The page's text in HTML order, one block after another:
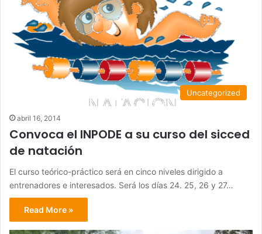
Uncategorized
abril 16, 2014
Convoca el INPODE a su curso del sicced
de natación
El curso teórico-práctico será en cinco niveles dirigido a
entrenadores e interesados. Será los días 24. 25, 26 y 27…
Read More »